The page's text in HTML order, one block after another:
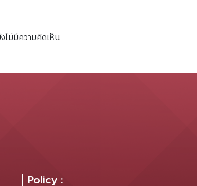
ไม่มีความคิดเห็น
Policy :